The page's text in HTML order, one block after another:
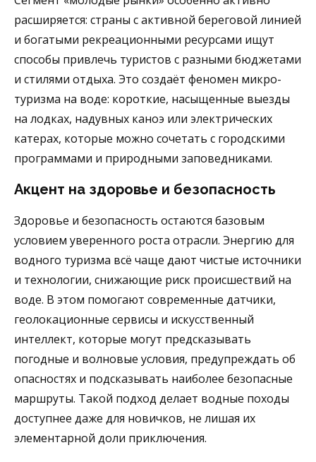
расширяется: страны с активной береговой линией
и богатыми рекреационными ресурсами ищут
способы привлечь туристов с разными бюджетами
и стилями отдыха. Это создаёт феномен микро-
туризма на воде: короткие, насыщенные выезды
на лодках, надувных каноэ или электрических
катерах, которые можно сочетать с городскими
программами и природными заповедниками.
Акцент на здоровье и безопасность
Здоровье и безопасность остаются базовым
условием уверенного роста отрасли. Энергию для
водного туризма всё чаще дают чистые источники
и технологии, снижающие риск происшествий на
воде. В этом помогают современные датчики,
геолокационные сервисы и искусственный
интеллект, которые могут предсказывать
погодные и волновые условия, предупреждать об
опасностях и подсказывать наиболее безопасные
маршруты. Такой подход делает водные походы
доступнее даже для новичков, не лишая их
элементарной доли приключения.